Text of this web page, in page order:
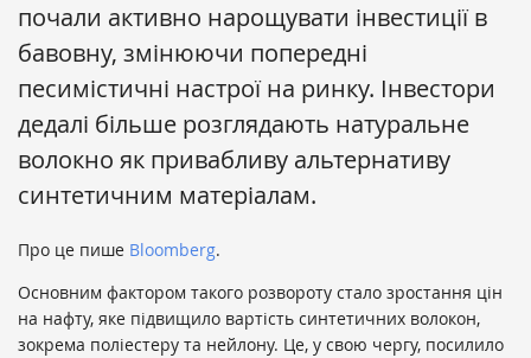
почали активно нарощувати інвестиції в
бавовну, змінюючи попередні
песимістичні настрої на ринку. Інвестори
дедалі більше розглядають натуральне
волокно як привабливу альтернативу
синтетичним матеріалам.
Про це пише Bloomberg.
Основним фактором такого розвороту стало зростання цін
на нафту, яке підвищило вартість синтетичних волокон,
зокрема поліестеру та нейлону. Це, у свою чергу, посилило